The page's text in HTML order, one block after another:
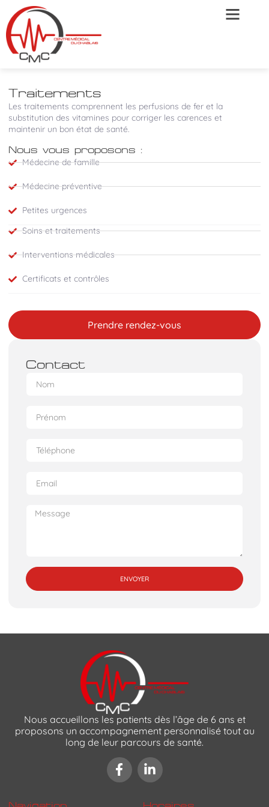
Traitements
Les traitements comprennent les perfusions de fer et la
substitution des vitamines pour corriger les carences et
maintenir un bon état de santé.
Nous vous proposons :
Médecine de famille
Médecine préventive
Petites urgences
Soins et traitements
Interventions médicales
Certificats et contrôles
Prendre rendez-vous
Contact
ENVOYER
Nous accueillons les patients dès l’âge de 6 ans et
proposons un accompagnement personnalisé tout au
long de leur parcours de santé.